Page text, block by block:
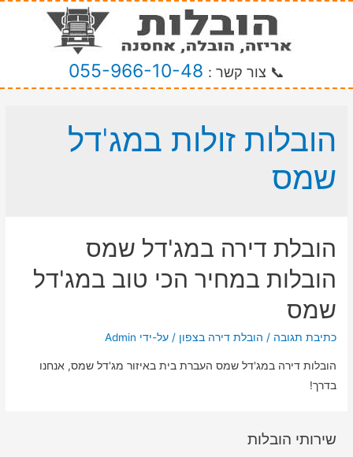
📞 צור קשר : 055-966-10-48
הובלות זולות במג'דל
שמס
הובלת דירה במג'דל שמס
הובלות במחיר הכי טוב במג'דל
שמס
כתיבת תגובה / הובלת דירה בצפון / על-ידי Admin
הובלות דירה במג'דל שמס העברת בית באיזור מג'דל שמס, אנחנו
בדרך!
שירותי הובלות